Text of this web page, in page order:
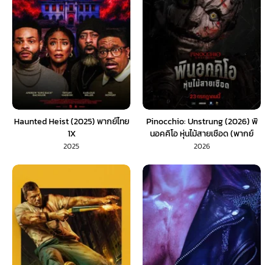
Haunted Heist (2025) พากย์ไทย
1X
2025
Pinocchio: Unstrung (2026) พิ
นอคคิโอ หุ่นไม้สายเชือด (พากย์
ไทย) 1X
2026